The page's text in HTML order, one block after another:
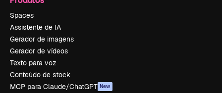
Spaces
Assistente de IA
Gerador de imagens
Gerador de vídeos
Texto para voz
Conteúdo de stock
MCP para Claude/ChatGPT New